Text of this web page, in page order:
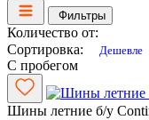
Фильтры
Количество от:
Сортировка:
Дешевле
С пробегом
Шины летние б/у